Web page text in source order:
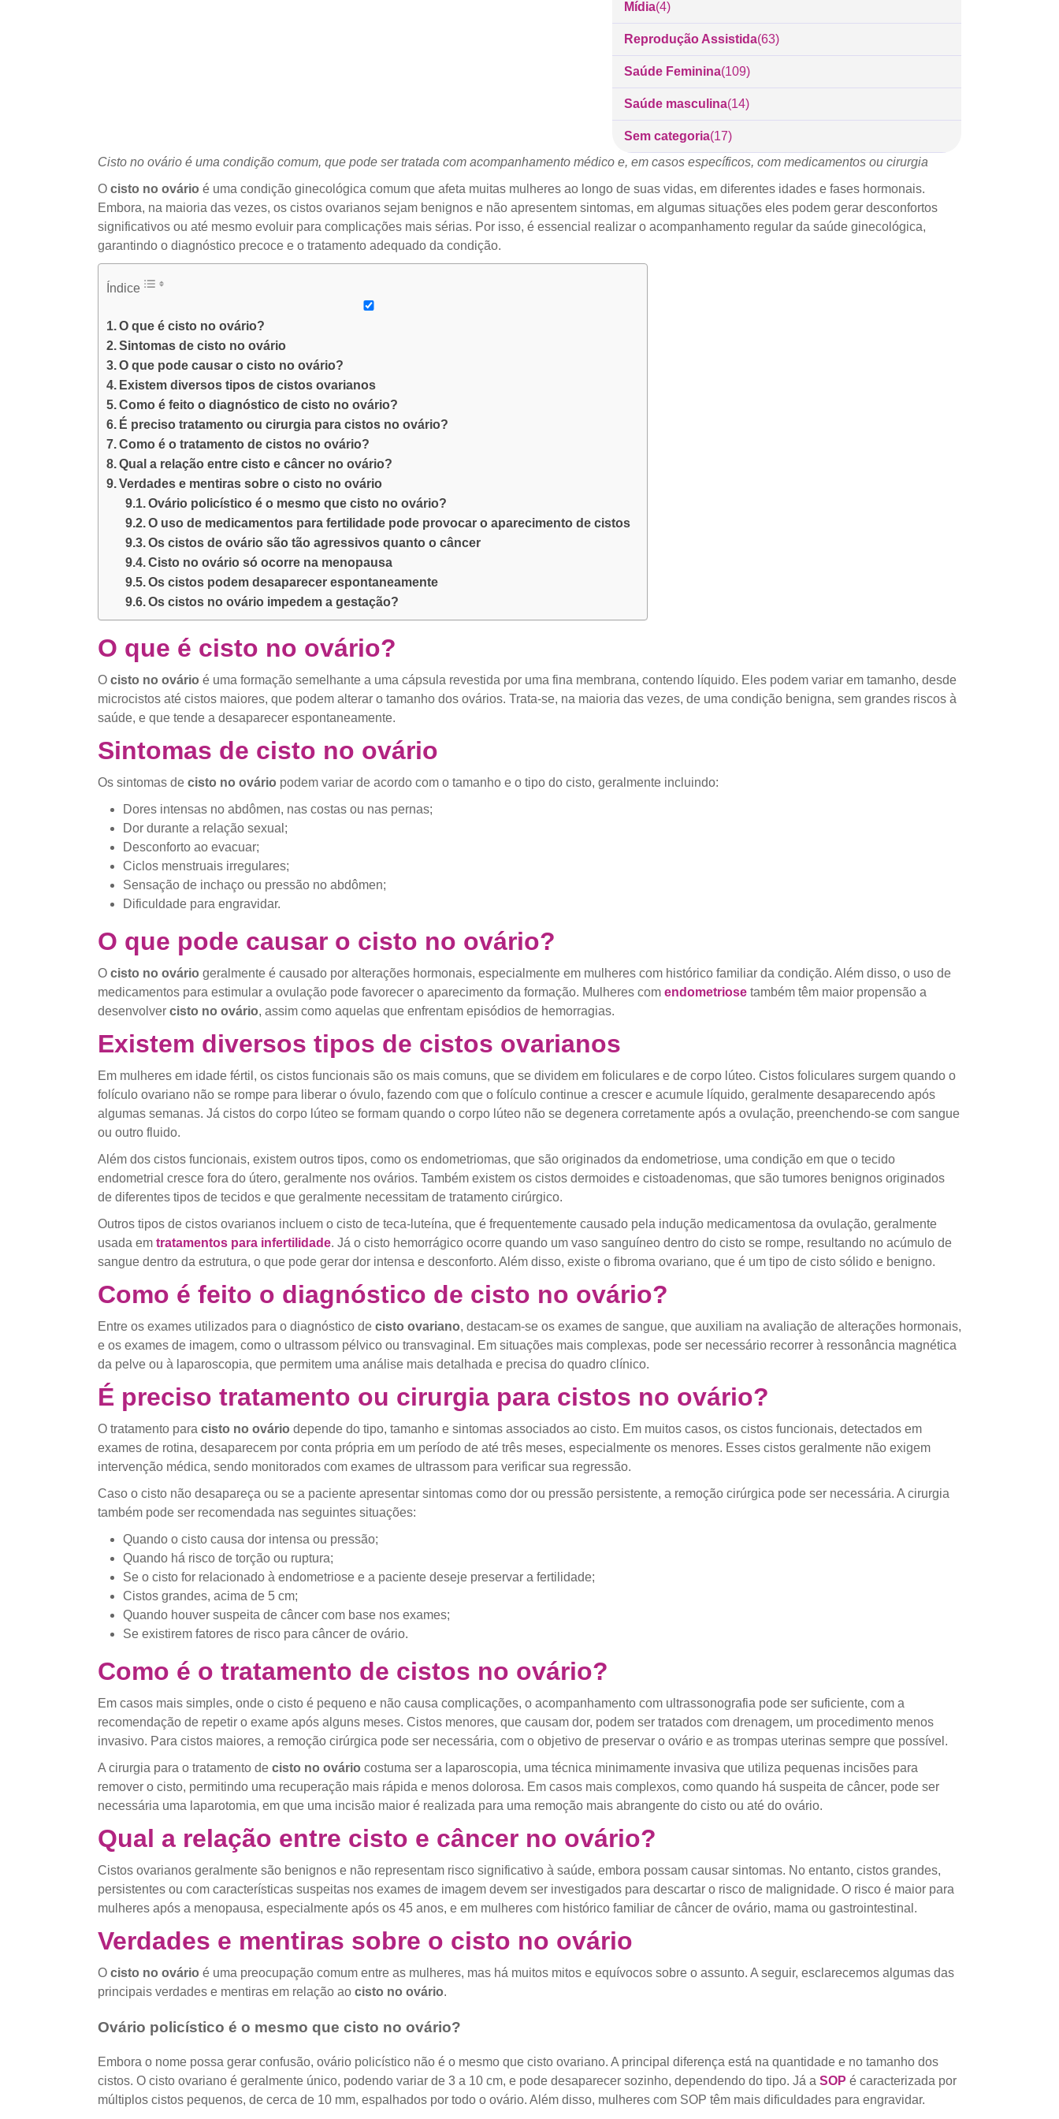
Mídia(4)
Reprodução Assistida(63)
Saúde Feminina(109)
Saúde masculina(14)
Sem categoria(17)
Cisto no ovário é uma condição comum, que pode ser tratada com acompanhamento médico e, em casos específicos, com medicamentos ou cirurgia
O cisto no ovário é uma condição ginecológica comum que afeta muitas mulheres ao longo de suas vidas, em diferentes idades e fases hormonais.
Embora, na maioria das vezes, os cistos ovarianos sejam benignos e não apresentem sintomas, em algumas situações eles podem gerar desconfortos
significativos ou até mesmo evoluir para complicações mais sérias. Por isso, é essencial realizar o acompanhamento regular da saúde ginecológica,
garantindo o diagnóstico precoce e o tratamento adequado da condição.
Índice
O que é cisto no ovário?
Sintomas de cisto no ovário
O que pode causar o cisto no ovário?
Existem diversos tipos de cistos ovarianos
Como é feito o diagnóstico de cisto no ovário?
É preciso tratamento ou cirurgia para cistos no ovário?
Como é o tratamento de cistos no ovário?
Qual a relação entre cisto e câncer no ovário?
Verdades e mentiras sobre o cisto no ovário
Ovário policístico é o mesmo que cisto no ovário?
O uso de medicamentos para fertilidade pode provocar o aparecimento de cistos
Os cistos de ovário são tão agressivos quanto o câncer
Cisto no ovário só ocorre na menopausa
Os cistos podem desaparecer espontaneamente
Os cistos no ovário impedem a gestação?
O que é cisto no ovário?
O cisto no ovário é uma formação semelhante a uma cápsula revestida por uma fina membrana, contendo líquido. Eles podem variar em tamanho, desde
microcistos até cistos maiores, que podem alterar o tamanho dos ovários. Trata-se, na maioria das vezes, de uma condição benigna, sem grandes riscos à
saúde, e que tende a desaparecer espontaneamente.
Sintomas de cisto no ovário
Os sintomas de cisto no ovário podem variar de acordo com o tamanho e o tipo do cisto, geralmente incluindo:
Dores intensas no abdômen, nas costas ou nas pernas;
Dor durante a relação sexual;
Desconforto ao evacuar;
Ciclos menstruais irregulares;
Sensação de inchaço ou pressão no abdômen;
Dificuldade para engravidar.
O que pode causar o cisto no ovário?
O cisto no ovário geralmente é causado por alterações hormonais, especialmente em mulheres com histórico familiar da condição. Além disso, o uso de
medicamentos para estimular a ovulação pode favorecer o aparecimento da formação. Mulheres com endometriosetambém têm maior propensão a
desenvolver cisto no ovário, assim como aquelas que enfrentam episódios de hemorragias.
Existem diversos tipos de cistos ovarianos
Em mulheres em idade fértil, os cistos funcionais são os mais comuns, que se dividem em foliculares e de corpo lúteo. Cistos foliculares surgem quando o
folículo ovariano não se rompe para liberar o óvulo, fazendo com que o folículo continue a crescer e acumule líquido, geralmente desaparecendo após
algumas semanas. Já cistos do corpo lúteo se formam quando o corpo lúteo não se degenera corretamente após a ovulação, preenchendo-se com sangue
ou outro fluido.
Além dos cistos funcionais, existem outros tipos, como os endometriomas, que são originados da endometriose, uma condição em que o tecido
endometrial cresce fora do útero, geralmente nos ovários. Também existem os cistos dermoides e cistoadenomas, que são tumores benignos originados
de diferentes tipos de tecidos e que geralmente necessitam de tratamento cirúrgico.
Outros tipos de cistos ovarianos incluem o cisto de teca-luteína, que é frequentemente causado pela indução medicamentosa da ovulação, geralmente
usada em tratamentos para infertilidade. Já o cisto hemorrágico ocorre quando um vaso sanguíneo dentro do cisto se rompe, resultando no acúmulo de
sangue dentro da estrutura, o que pode gerar dor intensa e desconforto. Além disso, existe o fibroma ovariano, que é um tipo de cisto sólido e benigno.
Como é feito o diagnóstico de cisto no ovário?
Entre os exames utilizados para o diagnóstico de cisto ovariano, destacam-se os exames de sangue, que auxiliam na avaliação de alterações hormonais,
e os exames de imagem, como o ultrassom pélvico ou transvaginal. Em situações mais complexas, pode ser necessário recorrer à ressonância magnética
da pelve ou à laparoscopia, que permitem uma análise mais detalhada e precisa do quadro clínico.
É preciso tratamento ou cirurgia para cistos no ovário?
O tratamento para cisto no ovário depende do tipo, tamanho e sintomas associados ao cisto. Em muitos casos, os cistos funcionais, detectados em
exames de rotina, desaparecem por conta própria em um período de até três meses, especialmente os menores. Esses cistos geralmente não exigem
intervenção médica, sendo monitorados com exames de ultrassom para verificar sua regressão.
Caso o cisto não desapareça ou se a paciente apresentar sintomas como dor ou pressão persistente, a remoção cirúrgica pode ser necessária. A cirurgia
também pode ser recomendada nas seguintes situações:
Quando o cisto causa dor intensa ou pressão;
Quando há risco de torção ou ruptura;
Se o cisto for relacionado à endometriose e a paciente deseje preservar a fertilidade;
Cistos grandes, acima de 5 cm;
Quando houver suspeita de câncer com base nos exames;
Se existirem fatores de risco para câncer de ovário.
Como é o tratamento de cistos no ovário?
Em casos mais simples, onde o cisto é pequeno e não causa complicações, o acompanhamento com ultrassonografia pode ser suficiente, com a
recomendação de repetir o exame após alguns meses. Cistos menores, que causam dor, podem ser tratados com drenagem, um procedimento menos
invasivo. Para cistos maiores, a remoção cirúrgica pode ser necessária, com o objetivo de preservar o ovário e as trompas uterinas sempre que possível.
A cirurgia para o tratamento de cisto no ovário costuma ser a laparoscopia, uma técnica minimamente invasiva que utiliza pequenas incisões para
remover o cisto, permitindo uma recuperação mais rápida e menos dolorosa. Em casos mais complexos, como quando há suspeita de câncer, pode ser
necessária uma laparotomia, em que uma incisão maior é realizada para uma remoção mais abrangente do cisto ou até do ovário.
Qual a relação entre cisto e câncer no ovário?
Cistos ovarianos geralmente são benignos e não representam risco significativo à saúde, embora possam causar sintomas. No entanto, cistos grandes,
persistentes ou com características suspeitas nos exames de imagem devem ser investigados para descartar o risco de malignidade. O risco é maior para
mulheres após a menopausa, especialmente após os 45 anos, e em mulheres com histórico familiar de câncer de ovário, mama ou gastrointestinal.
Verdades e mentiras sobre o cisto no ovário
O cisto no ovário é uma preocupação comum entre as mulheres, mas há muitos mitos e equívocos sobre o assunto. A seguir, esclarecemos algumas das
principais verdades e mentiras em relação ao cisto no ovário.
Ovário policístico é o mesmo que cisto no ovário?
Embora o nome possa gerar confusão, ovário policístico não é o mesmo que cisto ovariano. A principal diferença está na quantidade e no tamanho dos
cistos. O cisto ovariano é geralmente único, podendo variar de 3 a 10 cm, e pode desaparecer sozinho, dependendo do tipo. Já a SOP é caracterizada por
múltiplos cistos pequenos, de cerca de 10 mm, espalhados por todo o ovário. Além disso, mulheres com SOP têm mais dificuldades para engravidar.